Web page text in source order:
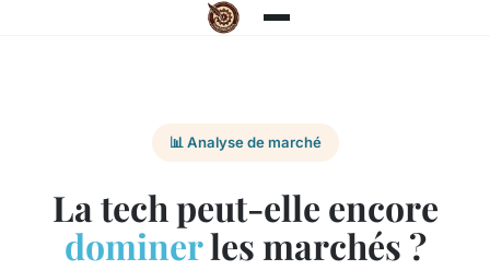
📊 Analyse de marché
La tech peut-elle encore
dominerles marchés ?